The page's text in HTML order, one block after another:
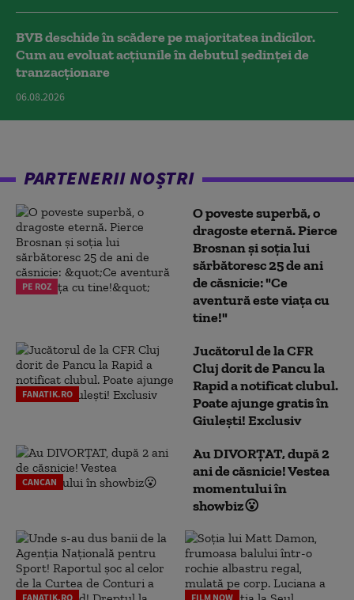
BVB deschide în scădere pe majoritatea indicilor.
Cum au evoluat acțiunile în debutul ședinței de
tranzacționare
06.08.2026
PARTENERII NOȘTRI
PE ROZ
O poveste superbă, o
dragoste eternă. Pierce
Brosnan și soția lui
sărbătoresc 25 de ani
de căsnicie: "Ce
aventură este viața cu
tine!"
FANATIK.RO
Jucătorul de la CFR
Cluj dorit de Pancu la
Rapid a notificat clubul.
Poate ajunge gratis în
Giulești! Exclusiv
CANCAN
Au DIVORȚAT, după 2
ani de căsnicie! Vestea
momentului în
showbiz😮
FANATIK.RO FILM NOW